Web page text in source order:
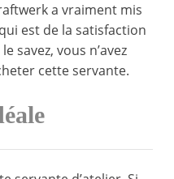
a vraiment mis
est de la satisfaction
savez, vous n’avez
cette servante.